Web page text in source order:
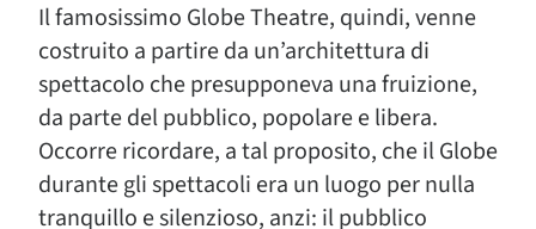
Il famosissimo Globe Theatre, quindi, venne
costruito a partire da un’architettura di
spettacolo che presupponeva una fruizione,
da parte del pubblico, popolare e libera.
Occorre ricordare, a tal proposito, che il Globe
durante gli spettacoli era un luogo per nulla
tranquillo e silenzioso, anzi: il pubblico